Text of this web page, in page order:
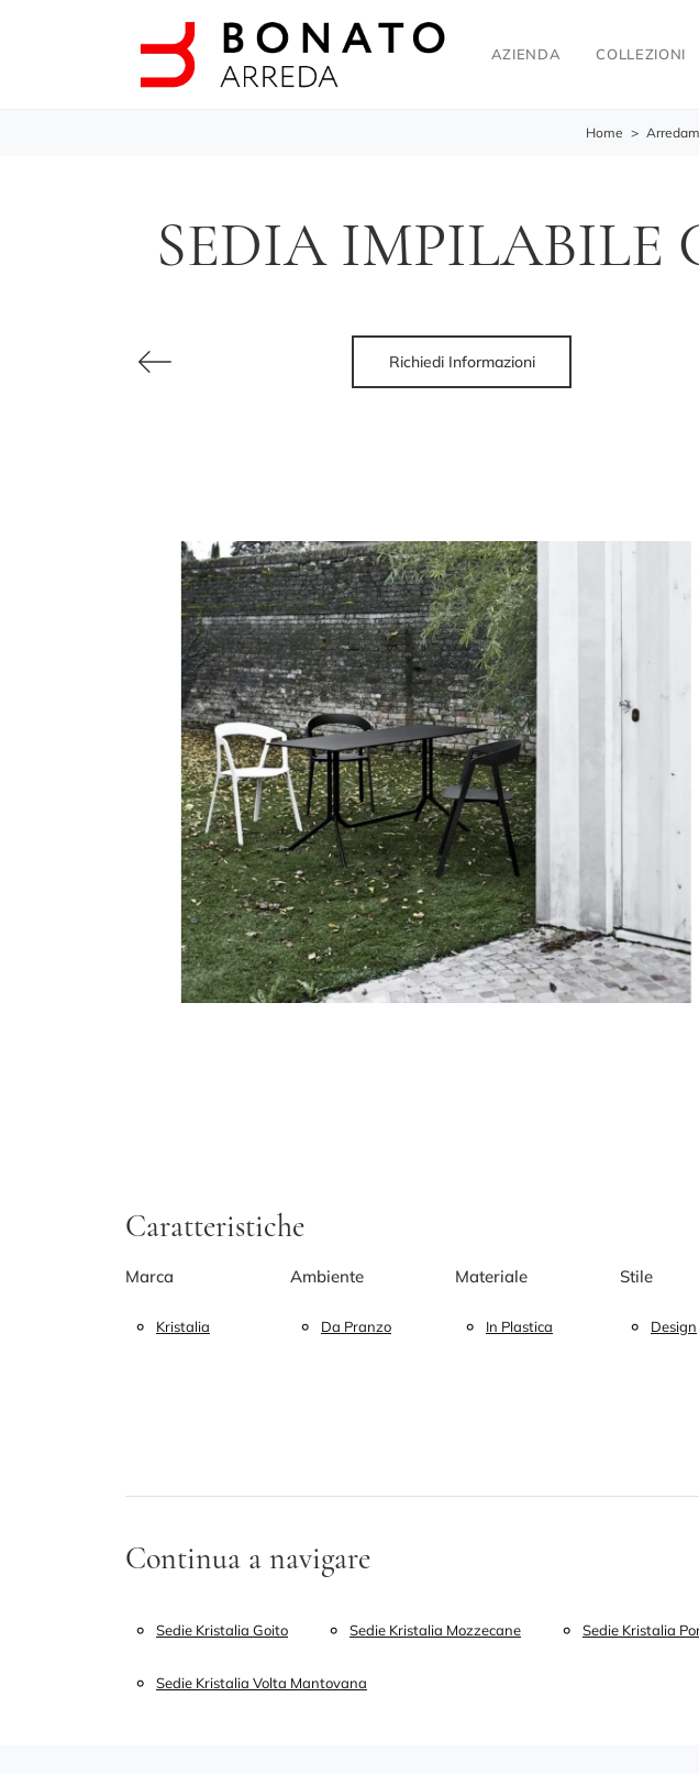
AZIENDA COLLEZIONI
Home >
SEDIA IMPILABILE
Richiedi Informazioni
Caratteristiche
Marca
Kristalia
Ambiente
Da Pranzo
Materiale
In Plastica
Stile
Design
Continua a navigare
Sedie Kristalia Goito Sedie Kristalia Mozzecane Sedie Kristalia
Sedie Kristalia Volta Mantovana